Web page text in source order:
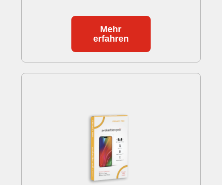
Mehr
erfahren